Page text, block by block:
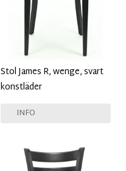
Stol James R, wenge, svart
konstläder
INFO